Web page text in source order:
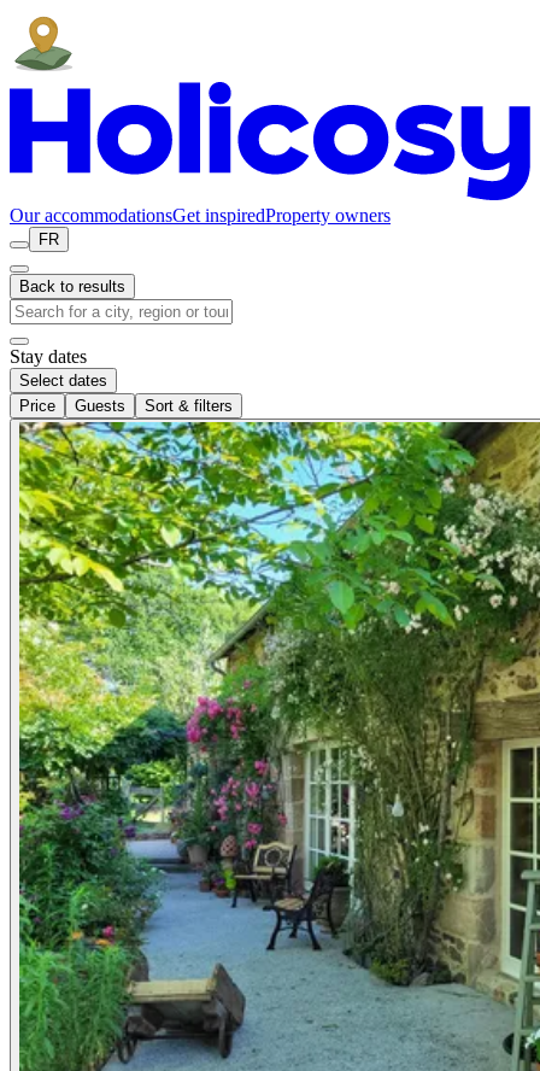
Our accommodationsGet inspiredProperty owners
FR
Back to results
Stay dates
Select dates
Price
Guests Sort & filters